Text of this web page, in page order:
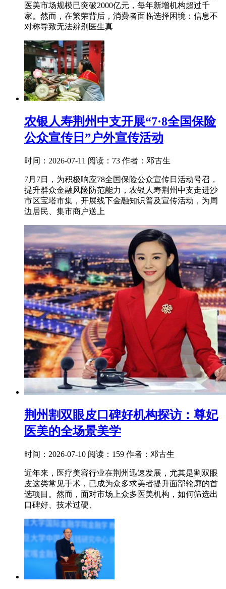
医美市场规模已突破2000亿元，每年新增机构超过千
家。然而，在繁荣背后，消费者面临选择困境：信息不
对称导致无法辨别医生真
农银人寿荆州中支开展“7·8全国保险
公众宣传日”户外宣传活动
时间：2026-07-11 阅读：73 作者：邓古生
7月7日，为积极响应78全国保险公众宣传日活动号召，
提升群众金融风险防范能力，农银人寿荆州中支走进沙
市区宝塔市集，开展线下金融知识普及宣传活动，为周
边居民、集市商户送上
荆州割双眼皮口碑好机构探访：尊妃
医美的全场景美学
时间：2026-07-10 阅读：159 作者：邓古生
近年来，医疗美容行业在荆州迅速发展，尤其是割双眼
皮这类常见手术，已成为众多求美者提升面部轮廓的首
选项目。然而，面对市场上众多医美机构，如何筛选出
口碑好、技术过硬、